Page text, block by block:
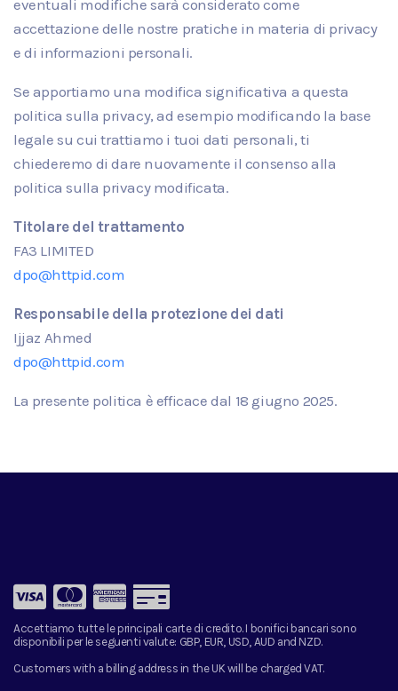
eventuali modifiche sarà considerato come
accettazione delle nostre pratiche in materia di privacy
e di informazioni personali.
Se apportiamo una modifica significativa a questa
politica sulla privacy, ad esempio modificando la base
legale su cui trattiamo i tuoi dati personali, ti
chiederemo di dare nuovamente il consenso alla
politica sulla privacy modificata.
Titolare del trattamento
FA3 LIMITED
dpo@httpid.com
Responsabile della protezione dei dati
Ijjaz Ahmed
dpo@httpid.com
La presente politica è efficace dal 18giugno 2025.
Accettiamo tutte le principali carte di credito. I bonifici bancari sono
disponibili per le seguenti valute: GBP, EUR, USD, AUD and NZD.
Customers with a billing address in the UK will be charged VAT.